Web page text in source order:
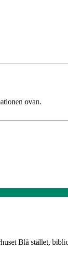
ovan.
Blå stället,